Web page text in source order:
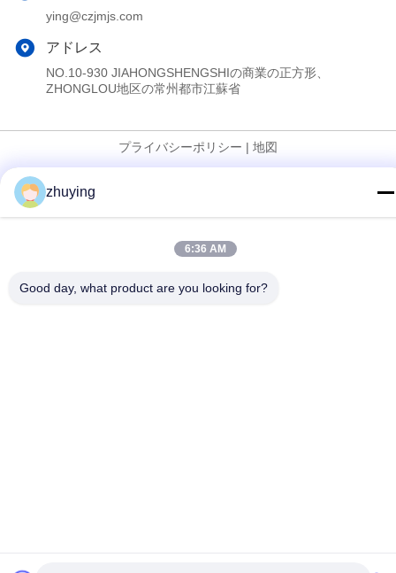
ying@czjmjs.com
アドレス
NO.10-930 JIAHONGSHENGSHIの商業の正方形、
ZHONGLOU地区の常州都市江蘇省
プライバシーポリシー | 地図
中国 良好 品質 大きいクーラーのアイスパック サプライヤー。
Copyright © 2017-2026 Changzhou jisi cold chain technology
Co.,ltd . 無断転載を禁じます。
zhuying
6:36 AM
Good day, what product are you looking for?